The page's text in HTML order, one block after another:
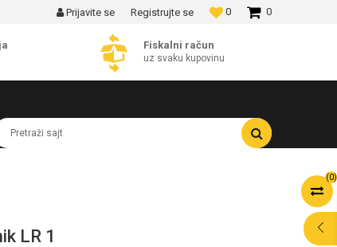
MOGUĆNOST BESPLATNE ISPORUKE! 0
0
Prijavite se Registrujte se
Fiskalni račun
uz svaku kupovinu
Pretraži sajt
(0)
LR 1